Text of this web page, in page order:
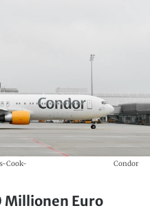
Cook-
Condor
Millionen Euro